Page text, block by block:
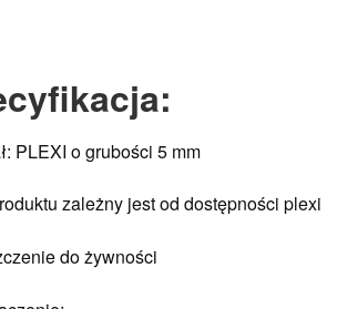
PLEXI o grubości 5 mm
zależny jest od dostępności plexi
do żywności